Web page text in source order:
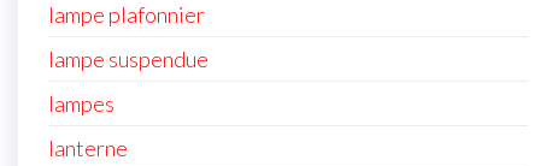
lampe plafonnier
lampe suspendue
lampes
lanterne